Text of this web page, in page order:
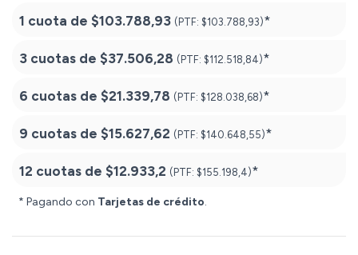
1 cuota de $103.788,93 (PTF: $103.788,93)*
3 cuotas de $37.506,28 (PTF: $112.518,84)*
6 cuotas de $21.339,78 (PTF: $128.038,68)*
9 cuotas de $15.627,62 (PTF: $140.648,55)*
12 cuotas de $12.933,2 (PTF: $155.198,4)*
* Pagando con Tarjetas de crédito.